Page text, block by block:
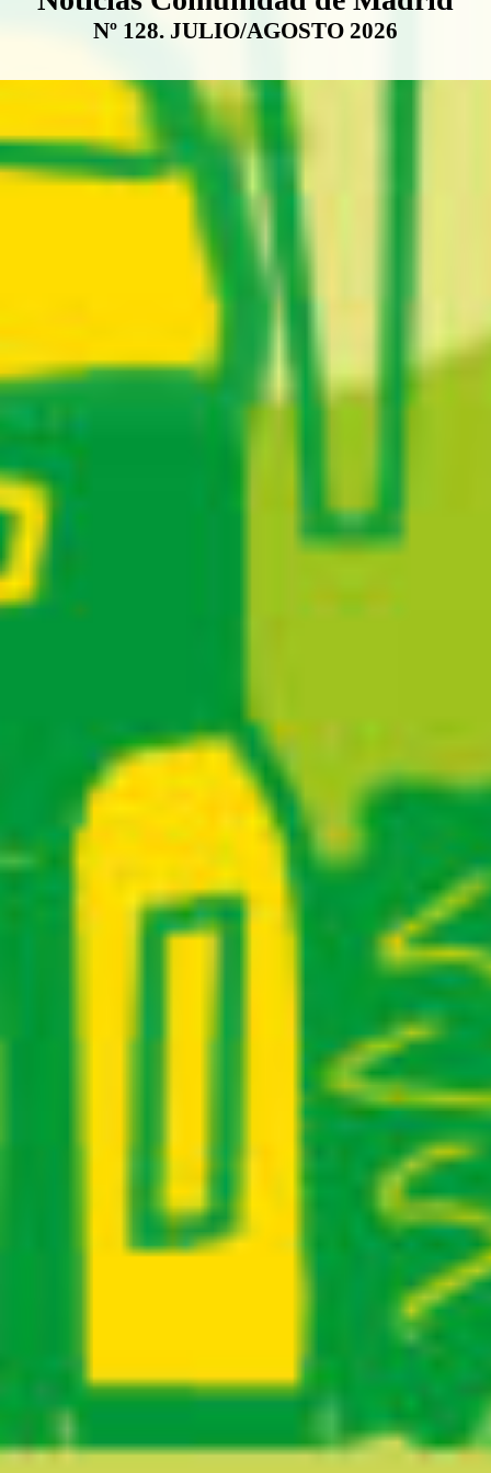
Nº 128. JULIO/AGOSTO 2026